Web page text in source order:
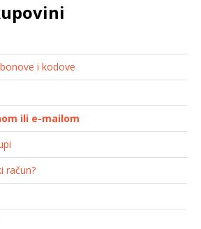
i kodove
ili e-mailom
račun?